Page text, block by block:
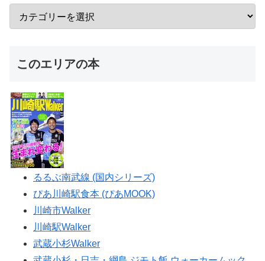
このエリアの本
るるぶ南武線 (国内シリーズ)
ぴあ川崎駅食本 (ぴあMOOK)
川崎市Walker
川崎駅Walker
武蔵小杉Walker